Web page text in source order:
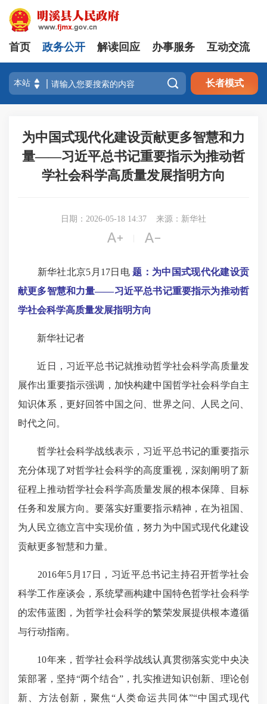
首页 政务公开 解读回应 办事服务 互动交流
 长者模式
为中国式现代化建设贡献更多智慧和力
量——习近平总书记重要指示为推动哲
学社会科学高质量发展指明方向
日期：2026-05-18 14:37 来源：新华社
 
新华社北京5月17日电题：为中国式现代化建设贡
献更多智慧和力量——习近平总书记重要指示为推动哲
学社会科学高质量发展指明方向
新华社记者
近日，习近平总书记就推动哲学社会科学高质量发
展作出重要指示强调，加快构建中国哲学社会科学自主
知识体系，更好回答中国之问、世界之问、人民之问、
时代之问。
哲学社会科学战线表示，习近平总书记的重要指示
充分体现了对哲学社会科学的高度重视，深刻阐明了新
征程上推动哲学社会科学高质量发展的根本保障、目标
任务和发展方向。要落实好重要指示精神，在为祖国、
为人民立德立言中实现价值，努力为中国式现代化建设
贡献更多智慧和力量。
2016年5月17日，习近平总书记主持召开哲学社会
科学工作座谈会，系统擘画构建中国特色哲学社会科学
的宏伟蓝图，为哲学社会科学的繁荣发展提供根本遵循
与行动指南。
10年来，哲学社会科学战线认真贯彻落实党中央决
策部署，坚持“两个结合”，扎实推进知识创新、理论创
新、方法创新，聚焦“人类命运共同体”“中国式现代